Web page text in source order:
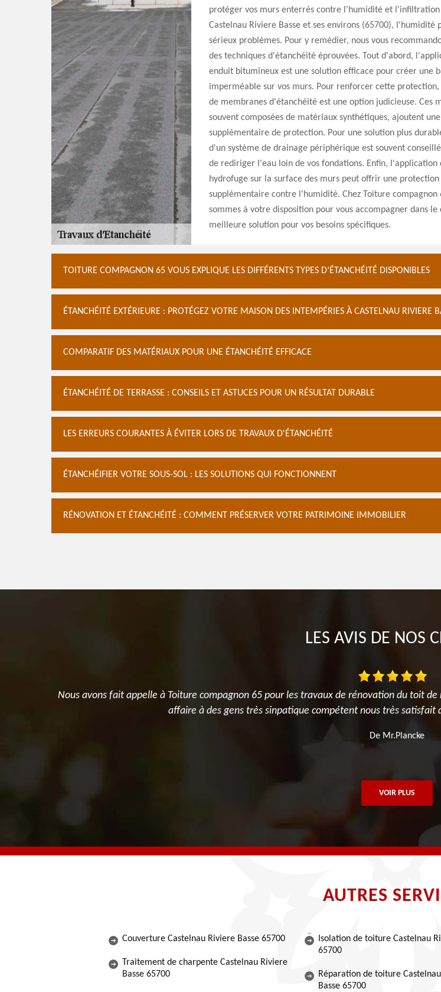
protéger vos murs enterrés contre l'humidité et l'infiltration
Castelnau Riviere Basse et ses environs (65700), l'humidité
sérieux problèmes. Pour y remédier, nous vous
des techniques d'étanchéité éprouvées. Tout d'abord,
enduit bitumineux est une solution efficace pour créer une
imperméable sur vos murs. Pour renforcer cette
de membranes d'étanchéité est une option judicieuse. Ces
souvent composées de matériaux synthétiques, ajoutent
supplémentaire de protection. Pour une solution plus
d'un système de drainage périphérique est souvent
de rediriger l'eau loin de vos fondations. Enfin,
hydrofuge sur la surface des murs peut offrir une protection
supplémentaire contre l'humidité. Chez Toiture compagnon
sommes à votre disposition pour vous accompagner dans le
meilleure solution pour vos besoins spécifiques.
TOITURE COMPAGNON 65 VOUS EXPLIQUE LES DIFFÉRENTS TYPES D’ÉTANCHÉITÉ DISPONIBLES
ÉTANCHÉITÉ EXTÉRIEURE : PROTÉGEZ VOTRE MAISON DES INTEMPÉRIES À CASTELNAU RIVIERE
COMPARATIF DES MATÉRIAUX POUR UNE ÉTANCHÉITÉ EFFICACE
ÉTANCHÉITÉ DE TERRASSE : CONSEILS ET ASTUCES POUR UN RÉSULTAT DURABLE
LES ERREURS COURANTES À ÉVITER LORS DE TRAVAUX D'ÉTANCHÉITÉ
ÉTANCHÉIFIER VOTRE SOUS-SOL : LES SOLUTIONS QUI FONCTIONNENT
RÉNOVATION ET ÉTANCHÉITÉ : COMMENT PRÉSERVER VOTRE PATRIMOINE IMMOBILIER
LES AVIS DE NOS
Nous avons fait appelle à Toiture compagnon 65 pour les travaux de rénovation du toit
affaire à des gens très sinpatique compétent nous très
De Mr.Plancke
VOIR PLUS
AUTRES
Couverture Castelnau Riviere Basse 65700
Traitement de charpente Castelnau Riviere
Basse 65700
Isolation de toiture Castelnau
65700
Réparation de toiture
Basse 65700